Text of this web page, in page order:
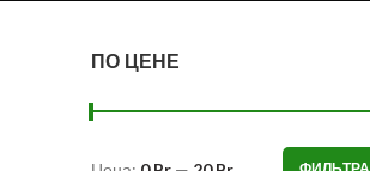
ПО ЦЕНЕ